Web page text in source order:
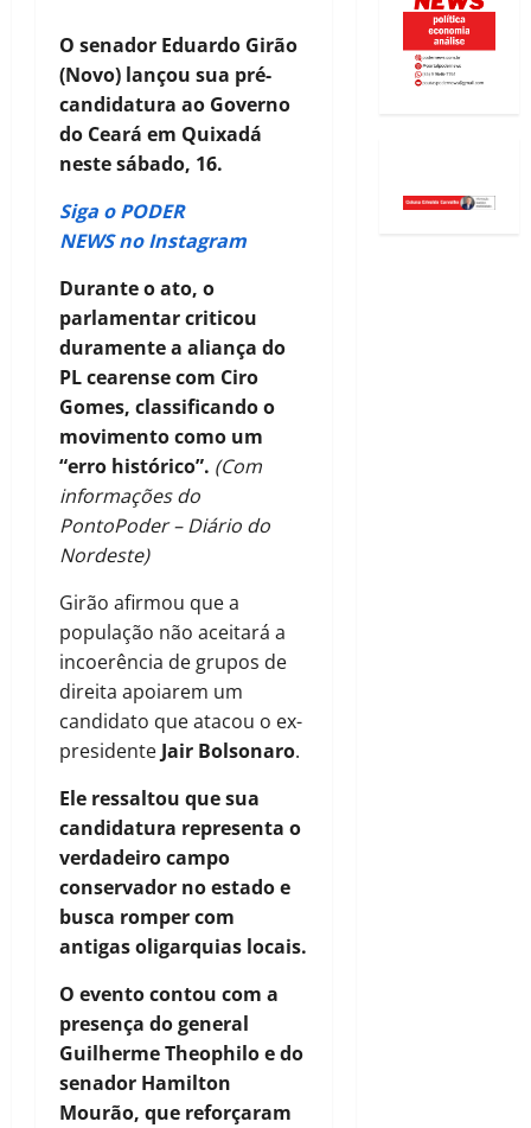
O senador Eduardo Girão
(Novo) lançou sua pré-
candidatura ao Governo
do Ceará em Quixadá
neste sábado, 16.
Siga o PODER
NEWS no Instagram
Durante o ato, o
parlamentar criticou
duramente a aliança do
PL cearense com Ciro
Gomes, classificando o
movimento como um
“erro histórico”. (Com
informações do
PontoPoder – Diário do
Nordeste)
Girão afirmou que a
população não aceitará a
incoerência de grupos de
direita apoiarem um
candidato que atacou o ex-
presidente Jair Bolsonaro.
Ele ressaltou que sua
candidatura representa o
verdadeiro campo
conservador no estado e
busca romper com
antigas oligarquias locais.
O evento contou com a
presença do general
Guilherme Theophilo e do
senador Hamilton
Mourão, que reforçaram